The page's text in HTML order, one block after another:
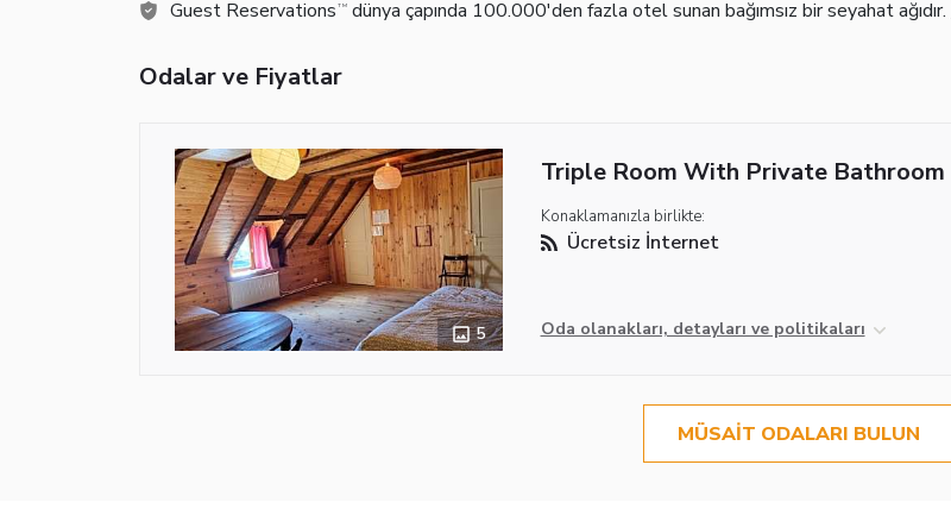
Guest Reservations TM dünya çapında 100.000'den fazla otel sunan bağımsız bir seyahat ağıdır.
Odalar ve Fiyatlar
5
Triple Room With Private Bathroom
Konaklamanızla birlikte:
Ücretsiz İnternet
Oda olanakları, detayları ve politikaları
MÜSAIT ODALARI BULUN